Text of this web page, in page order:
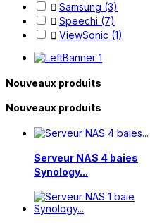
 Samsung (3)
 Speechi (7)
 ViewSonic (1)
Nouveaux produits
Nouveaux produits
Serveur NAS 4 baies
Synology...